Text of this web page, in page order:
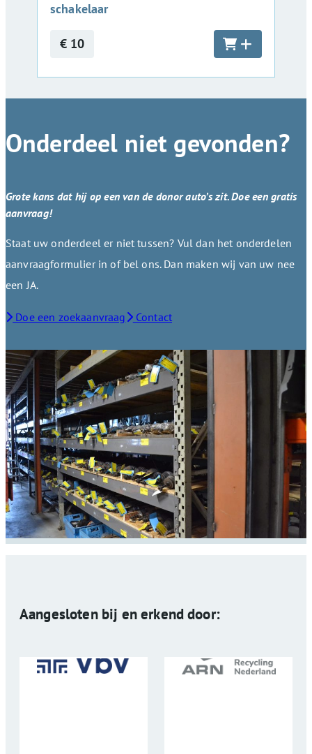
schakelaar
€ 10
Onderdeel niet gevonden?
Grote kans dat hij op een van de donor auto’s zit. Doe een gratis
aanvraag!
Staat uw onderdeel er niet tussen? Vul dan het onderdelen
aanvraagformulier in of bel ons. Dan maken wij van uw nee
een JA.
Doe een zoekaanvraag Contact
Aangesloten bij en erkend door: